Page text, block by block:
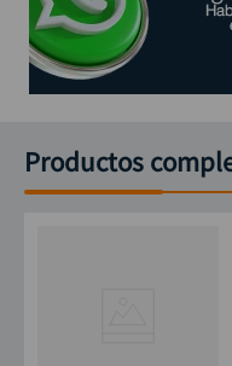
Productos